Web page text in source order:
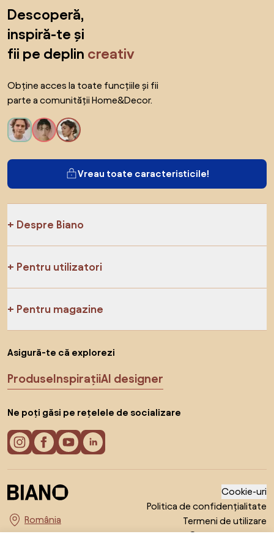
Descoperă,
inspiră-te și
fii pe deplin creativ
Obține acces la toate funcțiile și fii
parte a comunității Home&Decor.
Vreau toate caracteristicile!
Despre Biano
Pentru utilizatori
Pentru magazine
Asigură-te că explorezi
ProduseInspirațiiAI designer
Ne poți găsi pe rețelele de socializare
Alege țara
Cookie-uri
Politica de confidențialitate
Termeni de utilizare